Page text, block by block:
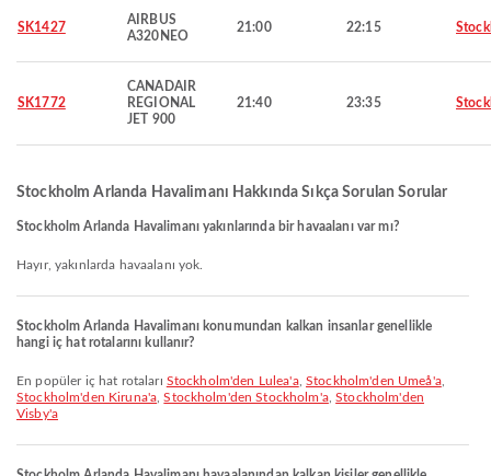
SK1427
AIRBUS
A320NEO
21:00 22:15
SK1772
CANADAIR
REGIONAL
JET 900
21:40 23:35
Stockholm Arlanda Havalimanı Hakkında Sıkça Sorulan Sorular
Stockholm Arlanda Havalimanı yakınlarında bir havaalanı var mı?
Hayır, yakınlarda havaalanı yok.
Stockholm Arlanda Havalimanı konumundan kalkan insanlar genellikle
hangi iç hat rotalarını kullanır?
En popüler iç hat rotaları Stockholm'den Lulea'a,Stockholm'den Umeå'a,
Stockholm'den Kiruna'a ,Stockholm'den Stockholm'a,Stockholm'den
Visby'a